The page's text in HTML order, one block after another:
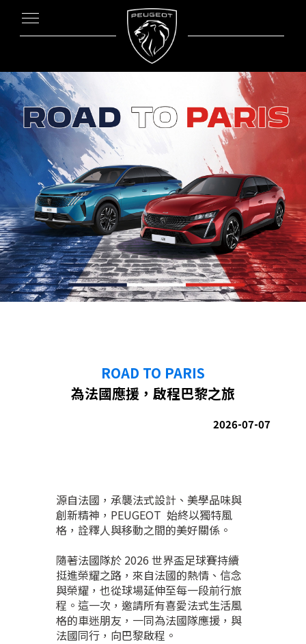
ROAD TO PARIS
為法國應援，啟程巴黎之旅
2026-07-07
源自法國，承襲法式設計、美學品味與
創新精神，PEUGEOT 始終以獨特風
格，詮釋人與移動之間的美好關係。
隨著法國隊於 2026 世界盃足球賽持續
挺進榮耀之路，來自法國的熱情、信念
與榮耀，也從球場延伸至每一段前行旅
程。這一次，邀請所有喜愛法式生活風
格的車迷朋友，一同為法國隊應援，與
法國同行，向巴黎啟程。